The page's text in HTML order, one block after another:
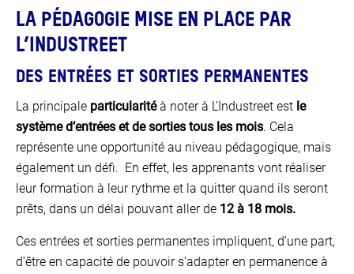
LA PÉDAGOGIE MISE EN PLACE PAR
L’INDUSTREET
DES ENTRÉES ET SORTIES PERMANENTES
La principale particularitéà noter à L’Industreet est le
système d’entrées et de sorties tous les mois. Cela
représente une opportunité au niveau pédagogique, mais
également un défi. En effet, les apprenants vont réaliser
leur formation à leur rythme et la quitter quand ils seront
prêts, dans un délai pouvant aller de 12 à 18 mois.
Ces entrées et sorties permanentes impliquent, d’une part,
d’être en capacité de pouvoir s’adapter en permanence à